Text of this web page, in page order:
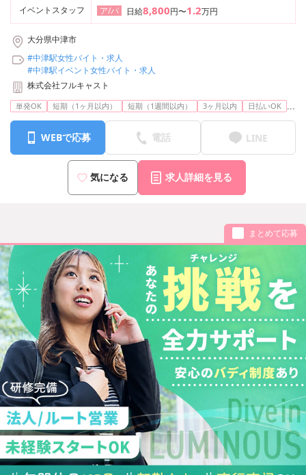
イベントスタッフ
ア/パ 日給8,800円〜1.2万円
大分県中津市
#中津駅女性バイト・求人
#中津駅イベント女性バイト・求人
株式会社フルキャスト
単発OK 短期（1ヶ月以内） 短期（1週間以内） 3ヶ月以内 日払いOK ...
WEBで応募 電話 LINE
気になる 求人詳細を見る
まとめて応募